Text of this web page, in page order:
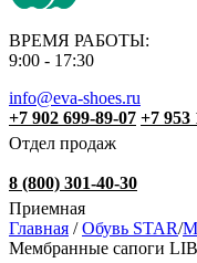
ВРЕМЯ РАБОТЫ:
9:00 - 17:30
info@eva-shoes.ru
+7 902 699-89-07 +7 953
Отдел продаж
8 (800) 301-40-30
Приемная
Главная / Обувь STAR/
Мембранные сапоги